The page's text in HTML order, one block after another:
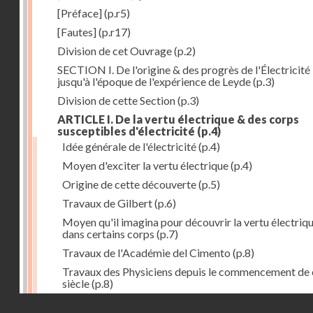
[Préface](p.r5)
[Fautes](p.r17)
Division de cet Ouvrage(p.2)
SECTION I. De l'origine & des progrès de l'Électricité
jusqu'à l'époque de l'expérience de Leyde(p.3)
Division de cette Section(p.3)
ARTICLE I. De la vertu électrique & des corps
susceptibles d'électricité (p.4)
Idée générale de l'électricité(p.4)
Moyen d'exciter la vertu électrique(p.4)
Origine de cette découverte(p.5)
Travaux de Gilbert(p.6)
Moyen qu'il imagina pour découvrir la vertu
dans certains corps (p.7)
Travaux de l'Académie del Cimento (p.8)
Travaux des Physiciens depuis le commencement de
siècle(p.8)